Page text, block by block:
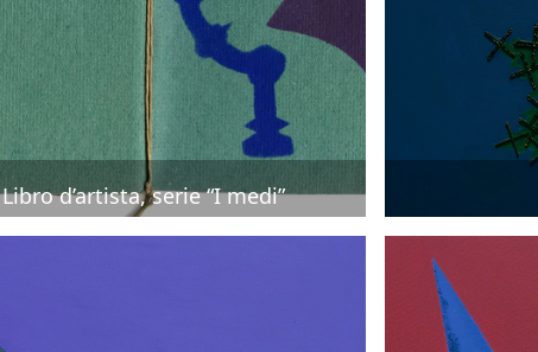
Libro d’artista, serie “I medi”